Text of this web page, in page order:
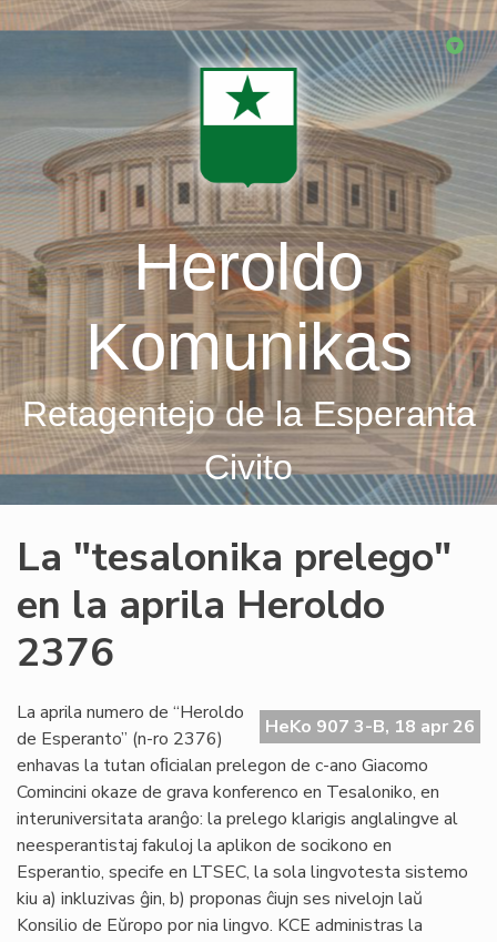
Skip
Heroldo
Komunikas
Retagentejo de la Esperanta
Civito
La "tesalonika prelego"
en la aprila Heroldo
2376
HeKo 907 3-B, 18 apr 26
La aprila numero de “Heroldo
de Esperanto” (n-ro 2376)
enhavas la tutan oﬁcialan prelegon de c-ano Giacomo
Comincini okaze de grava konferenco en Tesaloniko, en
interuniversitata aranĝo: la prelego klarigis anglalingve al
neesperantistaj fakuloj la aplikon de socikono en
Esperantio, specife en LTSEC, la sola lingvotesta sistemo
kiu a) inkluzivas ĝin, b) proponas ĉiujn ses nivelojn laŭ
Konsilio de Eŭropo por nia lingvo. KCE administras la